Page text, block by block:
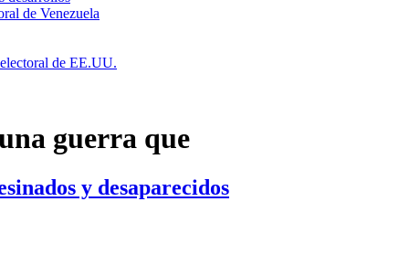
de Venezuela
de EE.UU.
guerra que
y desaparecidos